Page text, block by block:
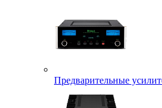
Предварительные